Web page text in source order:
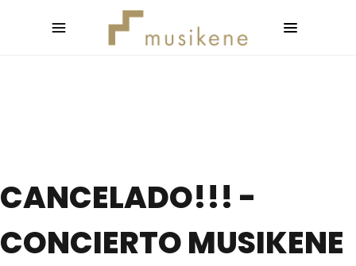
CANCELADO!!! -
CONCIERTO MUSIKENE